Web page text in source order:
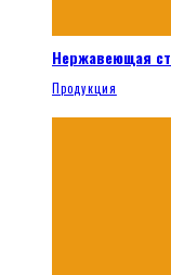
Нержавеющая
Продукция